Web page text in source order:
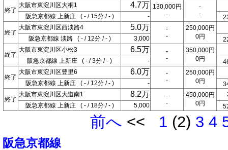
終了
大阪市東淀川区大桐1 4.7万 130,000円
-
-
-
阪急京都線 上新庄 ( - / 15分 / - ) -
終了
大阪市東淀川区西淡路4 5.0万
-
-
250,000円
0円
阪急京都線 淡路 ( - / 12分 / - ) 3,000
終了
大阪市東淀川区小松3 6.5万
-
-
350,000円
0円
阪急京都線 上新庄 ( - / 3分 / - ) -
終了
大阪市東淀川区豊里6 6.0万
-
-
250,000円
0円
阪急京都線 上新庄 ( - / 12分 / - ) -
終了
大阪市東淀川区大道南1 8.2万
-
-
450,000円
0円
阪急京都線 上新庄 ( - / 18分 / - )
5,000
前へ << 1 (2) 3 4
阪急京都線